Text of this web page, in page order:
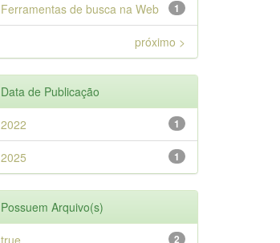
1
Ferramentas de busca na Web
próximo >
Data de Publicação
1
2022
1
2025
Possuem Arquivo(s)
2
true